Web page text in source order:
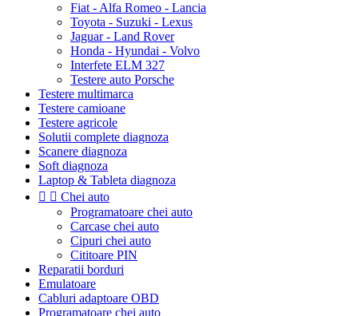
Fiat - Alfa Romeo - Lancia
Toyota - Suzuki - Lexus
Jaguar - Land Rover
Honda - Hyundai - Volvo
Interfete ELM 327
Testere auto Porsche
Testere multimarca
Testere camioane
Testere agricole
Solutii complete diagnoza
Scanere diagnoza
Soft diagnoza
Laptop & Tableta diagnoza
  Chei auto
Programatoare chei auto
Carcase chei auto
Cipuri chei auto
Cititoare PIN
Reparatii borduri
Emulatoare
Cabluri adaptoare OBD
Programatoare chei auto